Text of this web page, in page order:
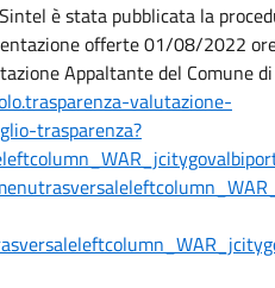
è stata pubblicata la
offerte 01/08/2022
Appaltante del Comune
valutazione-
trasparenza?